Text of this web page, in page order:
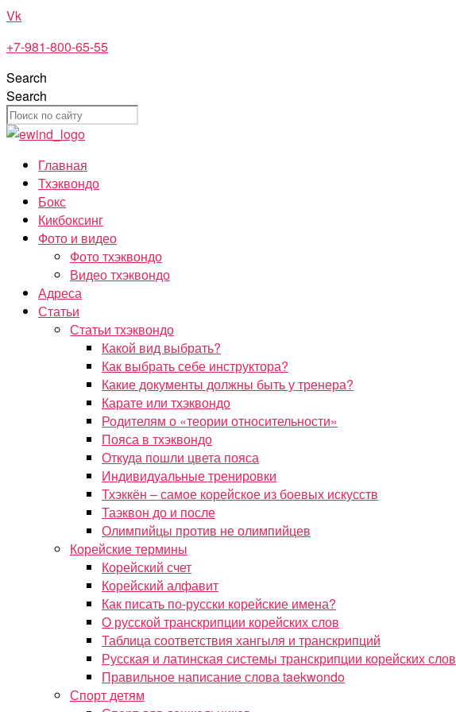
Перейти
содержимому
Vk
+7-981-800-65-55
Search
Search
Главная
Тхэквондо
Бокс
Кикбоксинг
Фото и видео
Фото тхэквондо
Видео тхэквондо
Адреса
Статьи
Статьи тхэквондо
Какой вид выбрать?
Как выбрать себе инструктора?
Какие документы должны быть у тренера?
Карате или тхэквондо
Родителям о «теории относительности»
Пояса в тхэквондо
Откуда пошли цвета пояса
Индивидуальные тренировки
Тхэккён – самое корейское из боевых искусств
Таэквон до и после
Олимпийцы против не олимпийцев
Корейские термины
Корейский счет
Корейский алфавит
Как писать по-русски корейские имена?
О русской транскрипции корейских слов
Таблица соответствия хангыля и транскрипций
Русская и латинская системы транскрипции корейских слов
Правильное написание слова taekwondo
Спорт детям